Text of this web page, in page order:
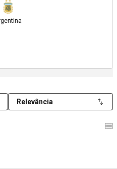
Relevância